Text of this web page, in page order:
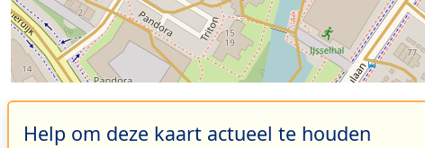
Help om deze kaart actueel te houden